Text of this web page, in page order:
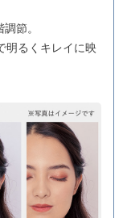
節。
明るくキレイに映